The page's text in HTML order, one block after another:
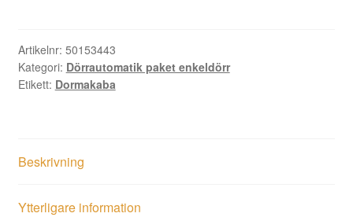
AK
mängd
Artikelnr: 50153443
Kategori: Dörrautomatik paket enkeldörr
Etikett: Dormakaba
Beskrivning
Ytterligare information